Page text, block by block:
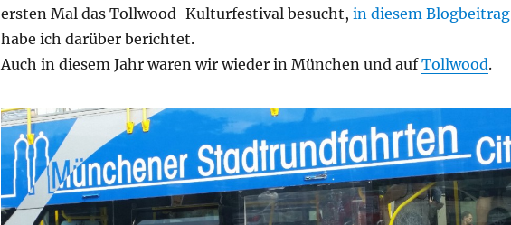
ersten Mal das Tollwood-Kulturfestival besucht, in diesem Blogbeitrag
habe ich darüber berichtet.
Auch in diesem Jahr waren wir wieder in München und aufTollwood.